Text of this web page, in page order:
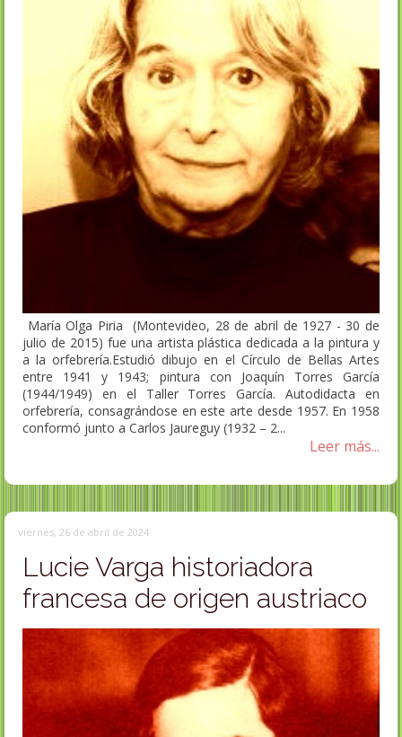
María Olga Piria (Montevideo, 28 de abril de 1927 - 30 de
julio de 2015) fue una artista plástica dedicada a la pintura y
a la orfebrería.Estudió dibujo en el Círculo de Bellas Artes
entre 1941 y 1943; pintura con Joaquín Torres García
(1944/1949) en el Taller Torres García. Autodidacta en
orfebrería, consagrándose en este arte desde 1957. En 1958
conformó junto a Carlos Jaureguy (1932 – 2...
Leer más...
viernes, 26 de abril de 2024
Lucie Varga historiadora
francesa de origen austriaco